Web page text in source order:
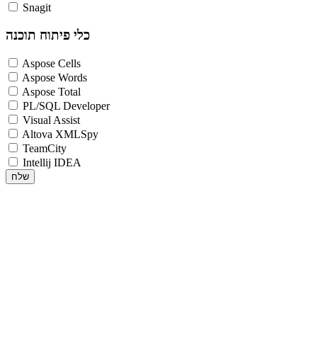
Snagit
כלי פיתוח תוכנה
Aspose Cells
Aspose Words
Aspose Total
PL/SQL Developer
Visual Assist
Altova XMLSpy
TeamCity
Intellij IDEA